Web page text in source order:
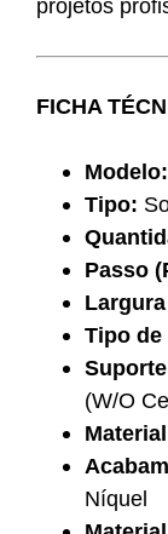
projetos
FICHA
Modelo:
Tipo:
Passo
Tipo de
(W/O
Níquel